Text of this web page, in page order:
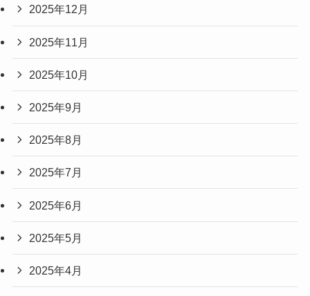
2025年12月
2025年11月
2025年10月
2025年9月
2025年8月
2025年7月
2025年6月
2025年5月
2025年4月